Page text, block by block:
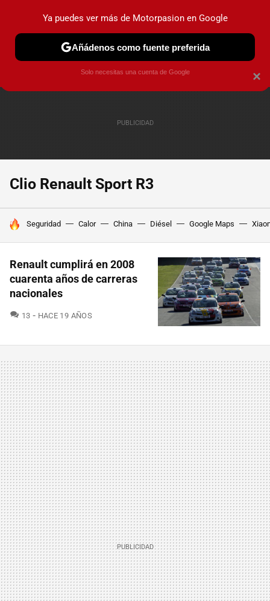
PRUEBAS COCHES ELÉCTRICOS OBSERVATORIO
Clio Renault Sport R3
HOY SE HABLA DE
Seguridad Calor China Diésel Google Maps
Renault cumplirá en 2008
cuarenta años de carreras
nacionales
13 COMENTARIOS
HACE 19 AÑOS
×
Ya puedes ver más de Motorpasion en Google
Añádenos como fuente preferida
Solo necesitas una cuenta de Google